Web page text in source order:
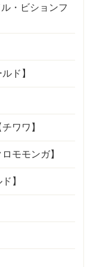
・ビションフ
ド】
ワワ】
モモンガ】
】